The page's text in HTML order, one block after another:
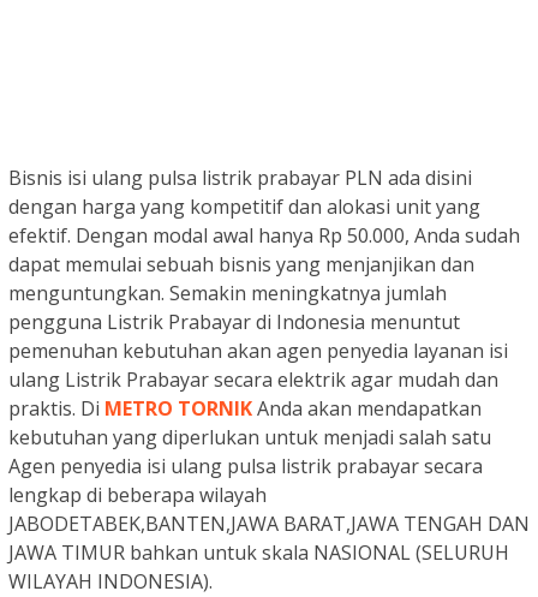
Bisnis isi ulang pulsa listrik prabayar PLN ada disini
dengan harga yang kompetitif dan alokasi unit yang
efektif. Dengan modal awal hanya Rp 50.000, Anda sudah
dapat memulai sebuah bisnis yang menjanjikan dan
menguntungkan. Semakin meningkatnya jumlah
pengguna Listrik Prabayar di Indonesia menuntut
pemenuhan kebutuhan akan agen penyedia layanan isi
ulang Listrik Prabayar secara elektrik agar mudah dan
praktis. Di METRO TORNIKAnda akan mendapatkan
kebutuhan yang diperlukan untuk menjadi salah satu
Agen penyedia isi ulang pulsa listrik prabayar secara
lengkap di beberapa wilayah
JABODETABEK,BANTEN,JAWA BARAT,JAWA TENGAH DAN
JAWA TIMUR bahkan untuk skala NASIONAL (SELURUH
WILAYAH INDONESIA).